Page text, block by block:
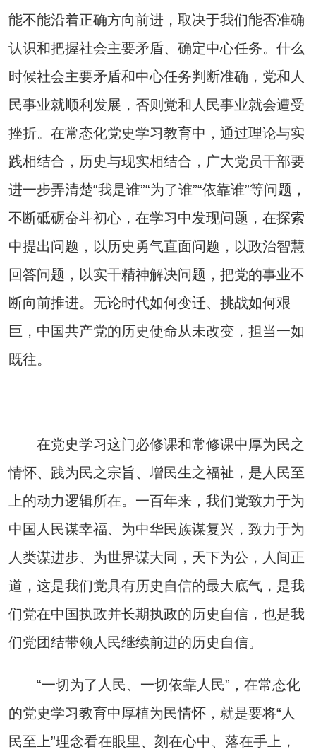
能不能沿着正确方向前进，取决于我们能否准确
认识和把握社会主要矛盾、确定中心任务。什么
时候社会主要矛盾和中心任务判断准确，党和人
民事业就顺利发展，否则党和人民事业就会遭受
挫折。在常态化党史学习教育中，通过理论与实
践相结合，历史与现实相结合，广大党员干部要
进一步弄清楚“我是谁”“为了谁”“依靠谁”等问题，
不断砥砺奋斗初心，在学习中发现问题，在探索
中提出问题，以历史勇气直面问题，以政治智慧
回答问题，以实干精神解决问题，把党的事业不
断向前推进。无论时代如何变迁、挑战如何艰
巨，中国共产党的历史使命从未改变，担当一如
既往。
在党史学习这门必修课和常修课中厚为民之
情怀、践为民之宗旨、增民生之福祉，是人民至
上的动力逻辑所在。一百年来，我们党致力于为
中国人民谋幸福、为中华民族谋复兴，致力于为
人类谋进步、为世界谋大同，天下为公，人间正
道，这是我们党具有历史自信的最大底气，是我
们党在中国执政并长期执政的历史自信，也是我
们党团结带领人民继续前进的历史自信。
“一切为了人民、一切依靠人民”，在常态化
的党史学习教育中厚植为民情怀，就是要将“人
民至上”理念看在眼里、刻在心中、落在手上，